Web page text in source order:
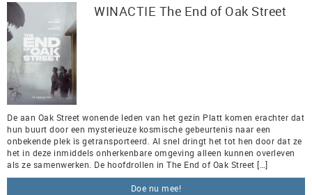
WINACTIE The End of Oak Street
De aan Oak Street wonende leden van het gezin Platt komen erachter dat
hun buurt door een mysterieuze kosmische gebeurtenis naar een
onbekende plek is getransporteerd. Al snel dringt het tot hen door dat ze
het in deze inmiddels onherkenbare omgeving alleen kunnen overleven
als ze samenwerken. De hoofdrollen in The End of Oak Street […]
Doe nu mee!